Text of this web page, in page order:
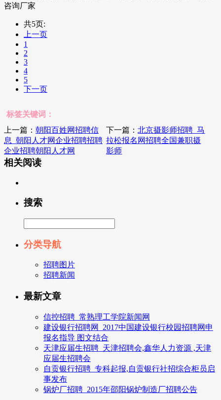
咨询厂家
共5页:
上一页
1
2
3
4
5
下一页
标签关键词：
上一篇： 朝阳百姓网招聘信
息_朝阳人才网企业招聘招聘
企业招聘朝阳人才网
下一篇：北京摄影师招聘_马
拉松报名网招聘全国兼职摄
影师
相关阅读
搜索
分类导航
招聘图片
招聘新闻
最新文章
信控招聘_常熟理工学院新闻网
建设银行招聘网_2017中国建设银行校园招聘网申
报名指导 图文结合
天津应届生招聘_天津招聘会,鑫华人力资源 ,天津
应届生招聘会
自贡银行招聘_专科起报,自贡银行社招综合柜员启
事发布
锅炉厂招聘_2015年邵阳锅炉制造厂招聘公告